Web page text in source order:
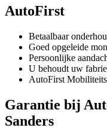
AutoFirst
Betaalbaar
Goed opgeleide
Persoonlijke
U behoudt uw
AutoFirst
Garantie bij
Sanders